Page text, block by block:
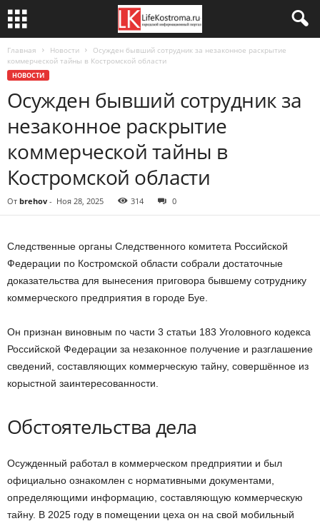
Главная Новости
Осужден бывший сотрудник за незаконное раскрытие
коммерческой тайны в Костромской области
НОВОСТИ
Осужден бывший сотрудник за
незаконное раскрытие
коммерческой тайны в
Костромской области
От brehov - Ноя 28, 2025 314 0
Следственные органы Следственного комитета Российской
Федерации по Костромской области собрали достаточные
доказательства для вынесения приговора бывшему сотруднику
коммерческого предприятия в городе Буе.
Он признан виновным по части 3 статьи 183 Уголовного кодекса
Российской Федерации за незаконное получение и разглашение
сведений, составляющих коммерческую тайну, совершённое из
корыстной заинтересованности.
Обстоятельства дела
Осужденный работал в коммерческом предприятии и был
официально ознакомлен с нормативными документами,
определяющими информацию, составляющую коммерческую
тайну. В 2025 году в помещении цеха он на свой мобильный